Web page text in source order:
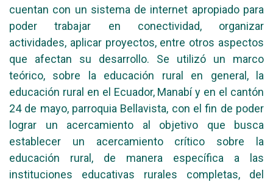
cuentan con un sistema de internet apropiado para
poder trabajar en conectividad, organizar
actividades, aplicar proyectos, entre otros aspectos
que afectan su desarrollo. Se utilizó un marco
teórico, sobre la educación rural en general, la
educación rural en el Ecuador, Manabí y en el cantón
24 de mayo, parroquia Bellavista, con el fin de poder
lograr un acercamiento al objetivo que busca
establecer un acercamiento crítico sobre la
educación rural, de manera específica a las
instituciones educativas rurales completas, del